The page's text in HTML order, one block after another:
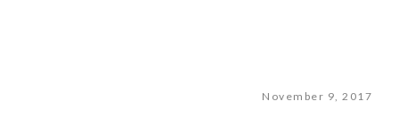
November 9, 2017